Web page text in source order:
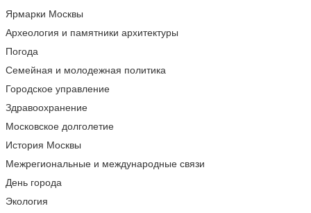
Ярмарки Москвы
Археология и памятники архитектуры
Погода
Семейная и молодежная политика
Городское управление
Здравоохранение
Московское долголетие
История Москвы
Межрегиональные и международные связи
День города
Экология